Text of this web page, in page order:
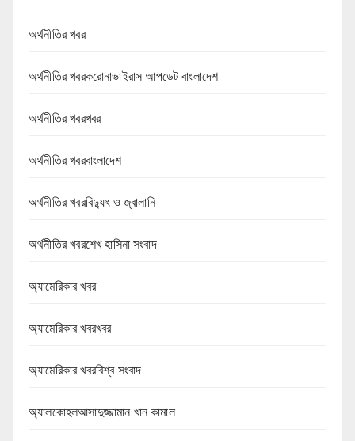
অর্থনীতির খবর
অর্থনীতির খবরকরোনাভাইরাস আপডেট বাংলাদেশ
অর্থনীতির খবরখবর
অর্থনীতির খবরবাংলাদেশ
অর্থনীতির খবরবিদ্যুৎ ও জ্বালানি
অর্থনীতির খবরশেখ হাসিনা সংবাদ
অ্যামেরিকার খবর
অ্যামেরিকার খবরখবর
অ্যামেরিকার খবরবিশ্ব সংবাদ
অ্যালকোহলআসাদুজ্জামান খান কামাল